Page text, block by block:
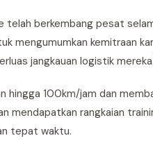
telah berkembang pesat
mengumumkan kemitraan
jangkauan logistik
hingga 100km/jam dan
mendapatkan rangkaian
tepat waktu.